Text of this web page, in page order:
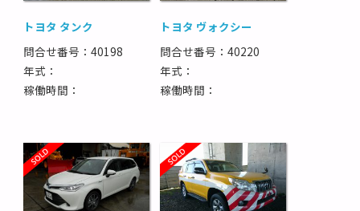
トヨタ タンク
問合せ番号：40198
年式：
稼働時間：
トヨタ ヴォクシー
問合せ番号：40220
年式：
稼働時間：